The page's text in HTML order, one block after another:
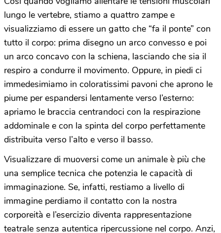
lungo le vertebre, stiamo a quattro zampe e
visualizziamo di essere un gatto che “fa il ponte” con
tutto il corpo: prima disegno un arco convesso e poi
un arco concavo con la schiena, lasciando che sia il
respiro a condurre il movimento. Oppure, in piedi ci
immedesimiamo in coloratissimi pavoni che aprono le
piume per espandersi lentamente verso l’esterno:
apriamo le braccia centrandoci con la respirazione
addominale e con la spinta del corpo perfettamente
distribuita verso l’alto e verso il basso.
Visualizzare di muoversi come un animale è più che
una semplice tecnica che potenzia le capacità di
immaginazione. Se, infatti, restiamo a livello di
immagine perdiamo il contatto con la nostra
corporeità e l’esercizio diventa rappresentazione
teatrale senza autentica ripercussione nel corpo. Anzi,